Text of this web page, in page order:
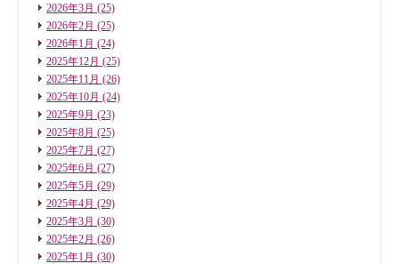
2026年3月 (25)
2026年2月 (25)
2026年1月 (24)
2025年12月 (25)
2025年11月 (26)
2025年10月 (24)
2025年9月 (23)
2025年8月 (25)
2025年7月 (27)
2025年6月 (27)
2025年5月 (29)
2025年4月 (29)
2025年3月 (30)
2025年2月 (26)
2025年1月 (30)